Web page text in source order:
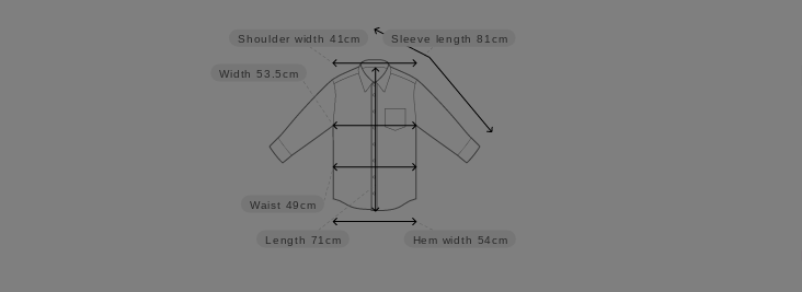
Hem width 54cm
Sleeve length 81cm
Length 71cm
Waist 49cm
Width 53.5cm
Shoulder width 41cm